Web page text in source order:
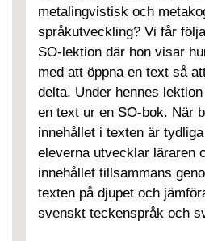
metalingvistisk och
språkutveckling? Vi får
SO-lektion där hon visar
med att öppna en text så
delta. Under hennes
en text ur en SO-bok. När
innehållet i texten är
eleverna utvecklar läraren
innehållet tillsammans
texten på djupet och
svenskt teckenspråk och